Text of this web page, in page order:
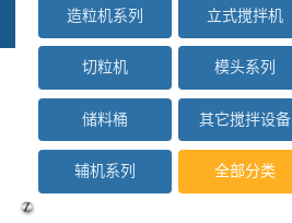
造粒机系列 立式搅拌机
切粒机 模头系列
储料桶 其它搅拌设备
辅机系列 全部分类